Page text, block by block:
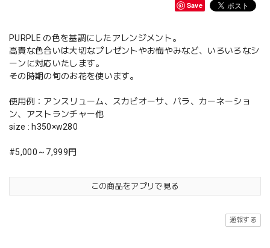
Save
PURPLE の色を基調にしたアレンジメント。
高貴な色合いは大切なプレゼントやお悔やみなど、いろいろなシ
ーンに対応いたします。
その時期の旬のお花を使います。
使用例：アンスリューム、スカビオーサ、バラ、カーネーショ
ン、アストランチャー他
size : h350×w280
#5,000～7,999円
この商品をアプリで見る
通報する